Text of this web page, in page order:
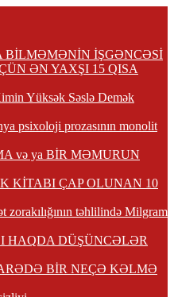
BİLMƏMƏNİN İŞGƏNCƏSİ
ƏN YAXŞI 15 QISA
Yüksək Səslə Demək
psixoloji prozasının monolit
və ya BİR MƏMURUN
KİTABI ÇAP OLUNAN 10
zorakılığının təhlilində Milgram
HAQDA DÜŞÜNCƏLƏR
BİR NEÇƏ KƏLMƏ